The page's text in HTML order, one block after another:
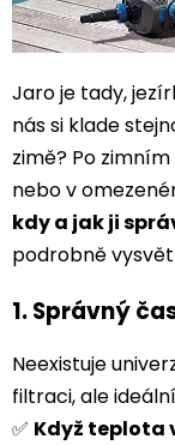
Jaro je tady,
nás si klade
zimě? Po
nebo v
kdy a jak ji
podrobně
1. Správný
Neexistuje
filtraci, ale
✅ Když teplota